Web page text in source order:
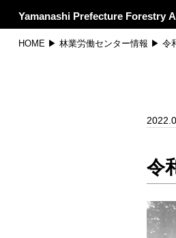
Yamanashi Prefecture Forestry
HOME▶ 林業労働センター情報 ▶ 令
令